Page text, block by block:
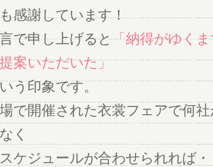
感謝しています！
で申し上げると「納得がゆく
案いただいた」
う印象です。
で開催された衣裳フェアで何
く
スケジュールが合わせられれば